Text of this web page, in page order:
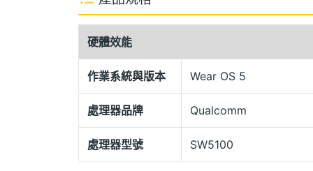
Google Pixel Watch 3 LTE 41mm 外殼採
寧 Gorilla Glass 5 玻璃，具備 IP68 防塵
等使用情境。另外錶帶部分可選購如尼
格。
WearOS 5.0 作業系統
Google Pixel Watch 3 LTE 41mm 運行
晶片以及 Cortex M33 輔助處理器，內建
硬體效能
作業系統與版本 Wear OS 5
處理器品牌 Qualcomm
處理器型號 SW5100